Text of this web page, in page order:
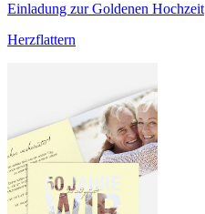
Einladung zur Goldenen Hochzeit
Herzflattern